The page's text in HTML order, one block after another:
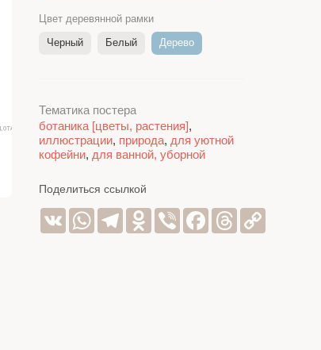
Цвет деревянной рамки
Черный
Белый Дерево
Тематика постера
ботаника [цветы, растения],
иллюстрации, природа, для уютной
кофейни, для ванной, уборной
Поделиться ссылкой
VK WhatsAppTelegramOdnoklassniki
Viber Facebook
Threads